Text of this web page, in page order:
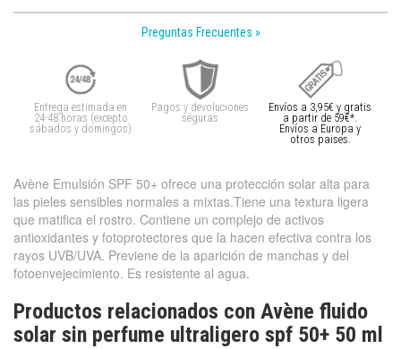
Preguntas Frecuentes »
Entrega estimada en
24-48 horas (excepto
sábados y domingos)
Pagos y devoluciones
seguras
Envíos a 3,95€ y gratis
a partir de 59€*.
Envíos a Europa y
otros paises.
Avène Emulsión SPF 50+ ofrece una protección solar alta para
las pieles sensibles normales a mixtas.Tiene una textura ligera
que matifica el rostro. Contiene un complejo de activos
antioxidantes y fotoprotectores que la hacen efectiva contra los
rayos UVB/UVA. Previene de la aparición de manchas y del
fotoenvejecimiento. Es resistente al agua.
Productos relacionados con Avène fluido
solar sin perfume ultraligero spf 50+ 50 ml